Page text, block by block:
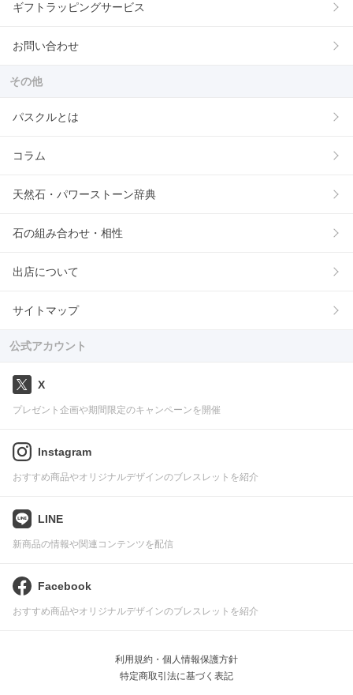
ギフトラッピングサービス
お問い合わせ
その他
パスクルとは
コラム
天然石・パワーストーン辞典
石の組み合わせ・相性
出店について
サイトマップ
公式アカウント
X
プレゼント企画や期間限定のキャンペーンを開催
Instagram
おすすめ商品やオリジナルデザインのブレスレットを紹介
LINE
新商品の情報や関連コンテンツを配信
Facebook
おすすめ商品やオリジナルデザインのブレスレットを紹介
利用規約・個人情報保護方針
特定商取引法に基づく表記